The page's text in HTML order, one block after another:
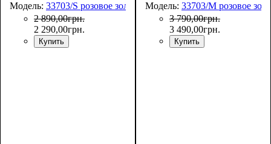
Модель: 33703/S розовое золото
2 890,00грн.
2 290,00грн.
Купить
Модель: 33703/M розовое
3 790,00грн.
3 490,00грн.
Купить